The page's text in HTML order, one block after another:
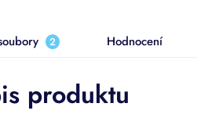
2 Hodnocení
produktu